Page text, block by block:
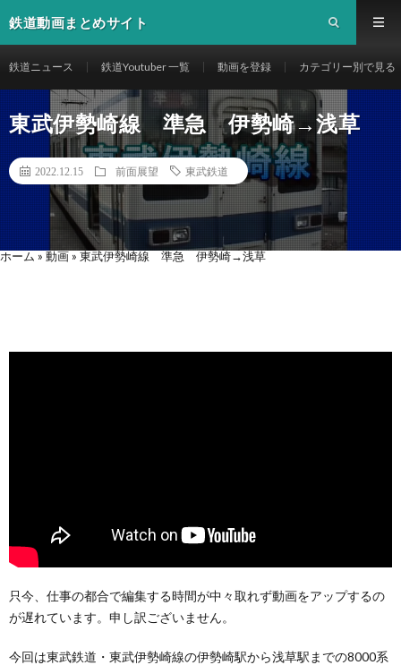
鉄道動画まとめサイト
鉄道ニュース 鉄道Youtuber 一覧 動画を登録 カテゴリー別で見る
東武伊勢崎線 準急 伊勢崎→浅草
2022.12.15 前面展望 東武鉄道
ホーム » 動画 » 東武伊勢崎線 準急 伊勢崎→浅草
只今、仕事の都合で編集する時間が中々取れず動画をアップするの
が遅れています。申し訳ございません。
今回は東武鉄道・東武伊勢崎線の伊勢崎駅から浅草駅までの8000系